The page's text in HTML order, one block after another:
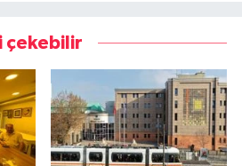
çekebilir